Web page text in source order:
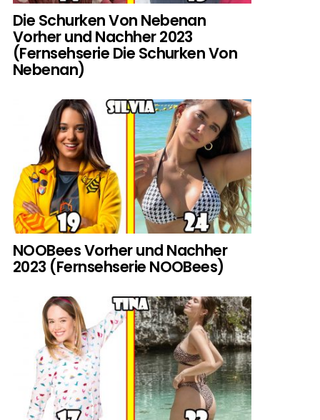
Die Schurken Von Nebenan
Vorher und Nachher 2023
(Fernsehserie Die Schurken Von
Nebenan)
NOOBees Vorher und Nachher
2023 (Fernsehserie NOOBees)